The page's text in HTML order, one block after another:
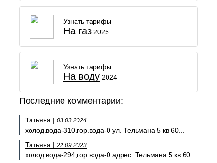
Узнать тарифы
На газ 2025
Узнать тарифы
На воду 2024
Последние комментарии:
Татьяна | 03.03.2024:
холод.вода-310,гор.вода-0 ул. Тельмана 5 кв.60...
Татьяна | 22.09.2023:
холод.вода-294,гор.вода-0 адрес: Тельмана 5 кв.60...